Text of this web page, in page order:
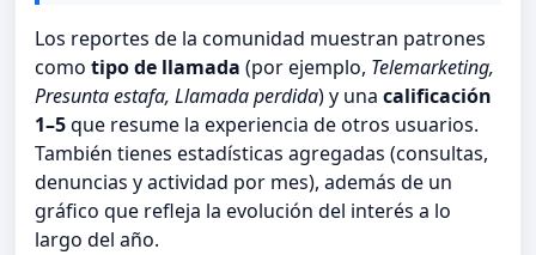
Los reportes de la comunidad muestran patrones
como tipo de llamada (por ejemplo, Telemarketing,
Presunta estafa, Llamada perdida) y una calificación
1–5que resume la experiencia de otros usuarios.
También tienes estadísticas agregadas (consultas,
denuncias y actividad por mes), además de un
gráfico que refleja la evolución del interés a lo
largo del año.